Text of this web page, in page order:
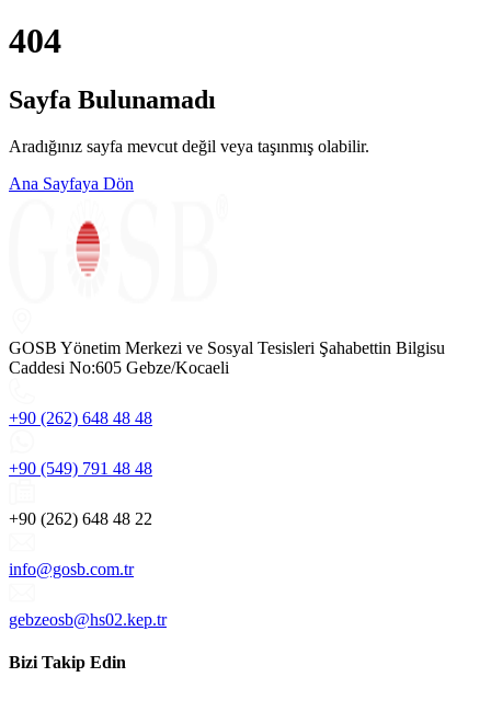
404
Sayfa Bulunamadı
Aradığınız sayfa mevcut değil veya taşınmış olabilir.
Ana Sayfaya Dön
GOSB Yönetim Merkezi ve Sosyal Tesisleri Şahabettin Bilgisu
Caddesi No:605 Gebze/Kocaeli
+90 (262) 648 48 48
+90 (549) 791 48 48
+90 (262) 648 48 22
info@gosb.com.tr
gebzeosb@hs02.kep.tr
Bizi Takip Edin